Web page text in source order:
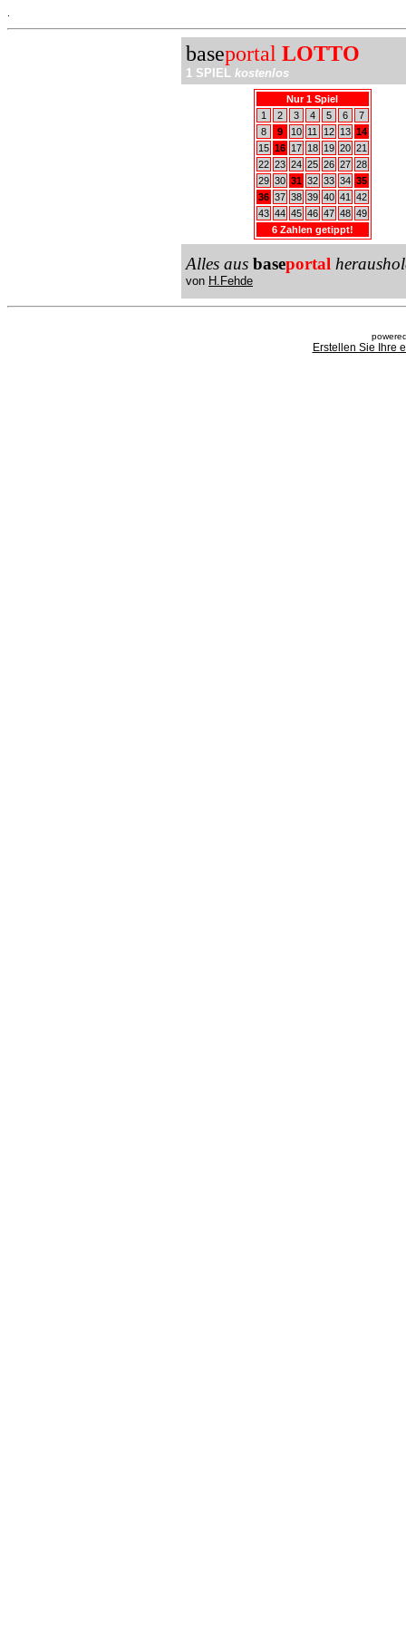
baseportal LOTTO
1 SPIEL kostenlos
Nur 1 Spiel
1
2 3 4 5 6
7
8
9 10 11 12 13 14
15 16 17 18 19 20 21
22 23 24 25 26 27 28
29 30 31 32 33 34 35
36 37 38 39 40 41
42
43 44 45 46 47 48 49
6 Zahlen getippt!
Alles aus baseportal
von H.Fehde
Erstellen Sie Ihre